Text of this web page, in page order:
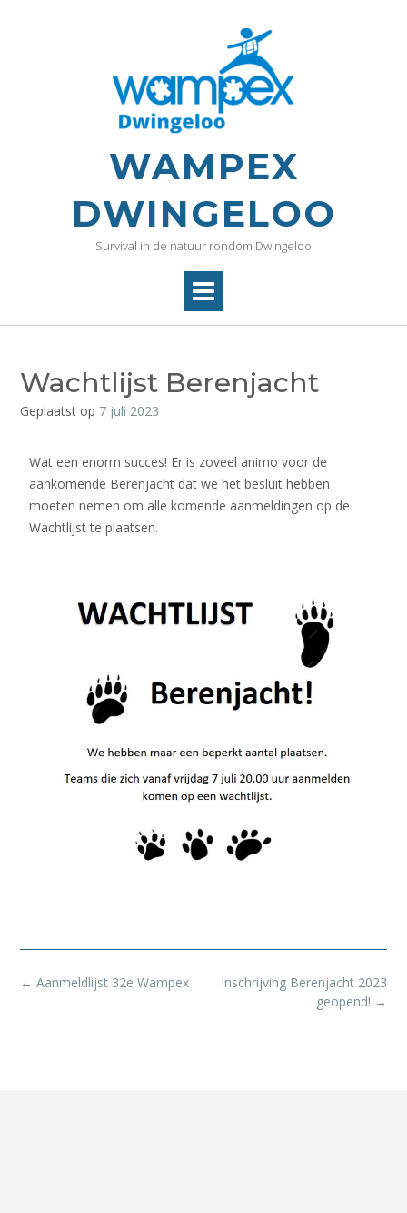
WAMPEX
DWINGELOO
Survival in de natuur rondom Dwingeloo
Wachtlijst Berenjacht
Geplaatst op 7 juli 2023
Wat een enorm succes! Er is zoveel animo voor de
aankomende Berenjacht dat we het besluit hebben
moeten nemen om alle komende aanmeldingen op de
Wachtlijst te plaatsen.
Inschrijving Berenjacht 2023
geopend! →
← Aanmeldlijst 32e Wampex